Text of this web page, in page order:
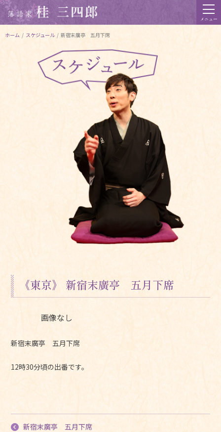
メニュー
ホーム / スケジュール / 新宿末廣亭 五月下席
《東京》 新宿末廣亭 五月下席
画像なし
新宿末廣亭 五月下席
12時30分頃の出番です。
新宿末廣亭 五月下席